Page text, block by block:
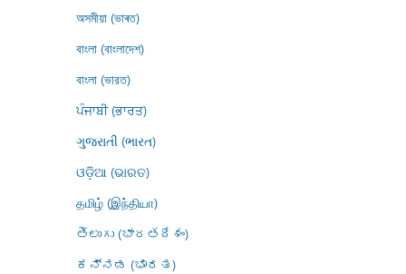
অসমীয়া (ভাৰত)
বাংলা (বাংলাদেশ)
বাংলা (ভারত)
ਪੰਜਾਬੀ (ਭਾਰਤ)
ગુજરાતી (ભારત)
ଓଡ଼ିଆ (ଭାରତ)
தமிழ் (இந்தியா)
తెలుగు (భారతదేశం)
ಕನ್ನಡ (ಭಾರತ)